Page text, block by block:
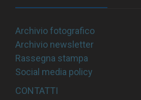
Archivio fotografico
Archivio newsletter
Rassegna stampa
Social media policy
CONTATTI